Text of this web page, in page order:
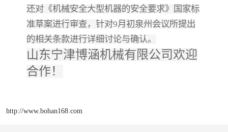
还对《机械安全大型机器的安全要求》国家标
准草案进行审查，针对9月初泉州会议所提出
的相关条款进行详细讨论与确认。
山东宁津博涵机械有限公司欢迎
合作！
http://www.bohan168.com